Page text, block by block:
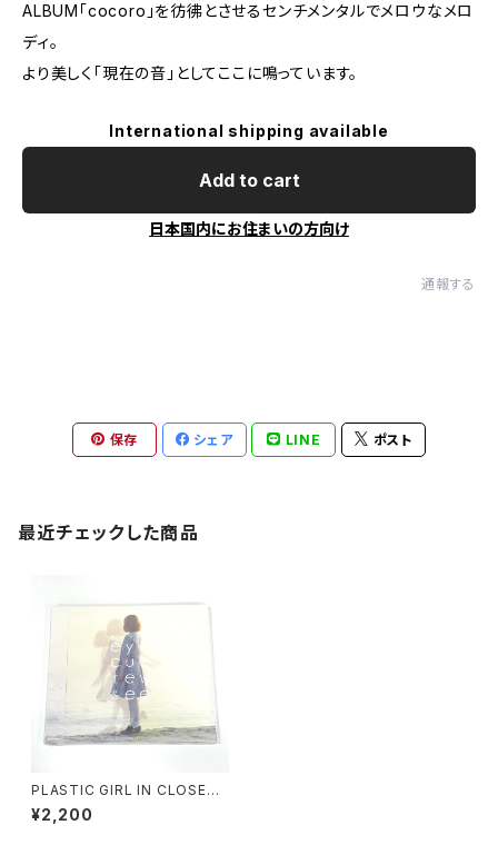
ALBUM「cocoro」を彷彿とさせるセンチメンタルでメロウなメロ
ディ。
より美しく「現在の音」としてここに鳴っています。
International shipping available
Add to cart
日本国内にお住まいの方向け
通報する
保存 シェア LINE ポスト
最近チェックした商品
PLASTIC GIRL IN CLOSET /
eye cue rew see (CD)
¥2,200